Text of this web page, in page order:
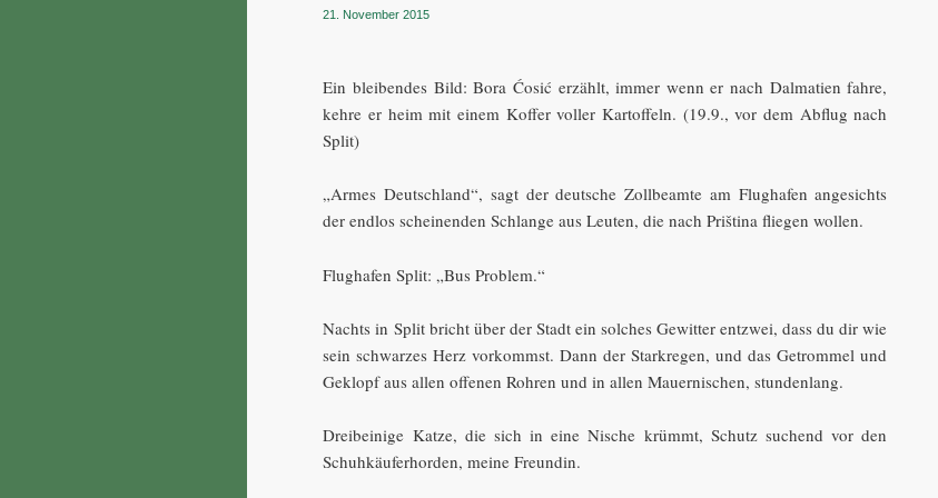
21. November 2015
Ein bleibendes Bild: Bora Ćosić erzählt, immer wenn er nach Dalmatien fahre,
kehre er heim mit einem Koffer voller Kartoffeln. (19.9., vor dem Abflug nach
Split)
„Armes Deutschland“, sagt der deutsche Zollbeamte am Flughafen angesichts
der endlos scheinenden Schlange aus Leuten, die nach Priština fliegen wollen.
Flughafen Split: „Bus Problem.“
Nachts in Split bricht über der Stadt ein solches Gewitter entzwei, dass du dir wie
sein schwarzes Herz vorkommst. Dann der Starkregen, und das Getrommel und
Geklopf aus allen offenen Rohren und in allen Mauernischen, stundenlang.
Dreibeinige Katze, die sich in eine Nische krümmt, Schutz suchend vor den
Schuhkäuferhorden, meine Freundin.